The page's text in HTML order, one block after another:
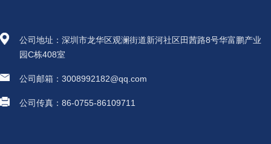
公司地址：深圳市龙华区观澜街道新河社区田茜路8号华富鹏产业
园C栋408室
公司邮箱：3008992182@qq.com
公司传真：86-0755-86109711